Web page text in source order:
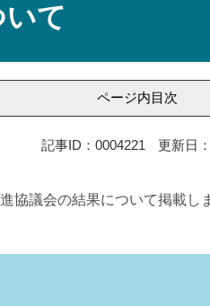
て
ページ内目次
記事ID：0004221 更新日
協議会の結果について掲載し